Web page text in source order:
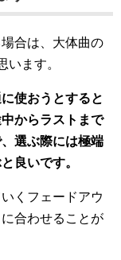
合は、大体曲の
います。
使おうとすると
からラストまで
選ぶ際には極端
良いです。
くフェードアウ
合わせることが